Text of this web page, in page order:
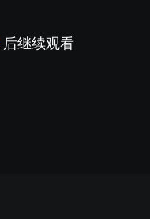
后继续观看